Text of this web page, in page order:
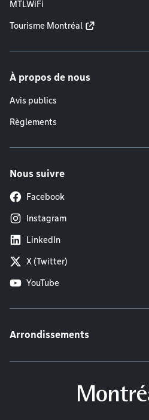
MTLWiFi
Tourisme Montréal
À propos de nous
Avis publics
Règlements
Nous suivre
Facebook
Instagram
LinkedIn
X (Twitter)
YouTube
Arrondissements